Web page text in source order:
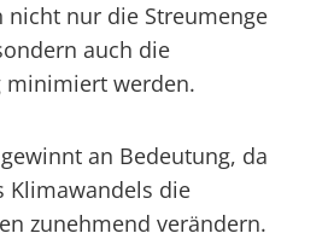
nicht nur die Streumenge
auch die
minimiert werden.
an Bedeutung, da
Klimawandels die
zunehmend verändern.